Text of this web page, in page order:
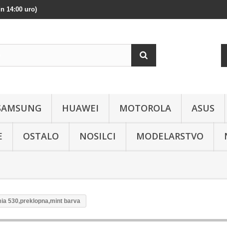
14:00 uro)
HUAWEI MOTOROLA ASUS
OSTALO NOSILCI MODELARSTVO
530,preklopna,mint barva